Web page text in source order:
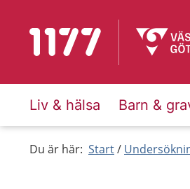
Till startsidan för 1177
Liv & hälsa Barn &
Du är här: Start